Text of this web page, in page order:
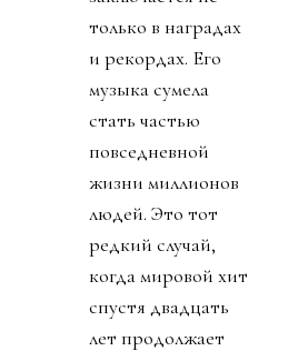
только в наградах
и рекордах. Его
музыка сумела
стать частью
повседневной
жизни миллионов
людей. Это тот
редкий случай,
когда мировой хит
спустя двадцать
лет продолжает